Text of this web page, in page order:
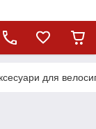
для